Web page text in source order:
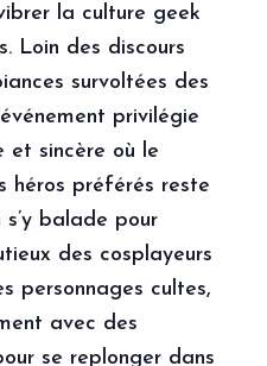
la culture geek
Loin des discours
survoltées des
privilégie
et sincère où le
héros préférés reste
balade pour
des cosplayeurs
personnages cultes,
avec des
se replonger dans